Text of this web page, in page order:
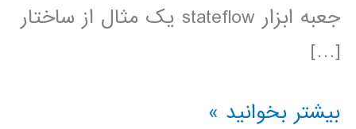
جعبه ابزار stateflow يک مثال از ساختار
[…]
فیلم
بیشتر بخوانید »